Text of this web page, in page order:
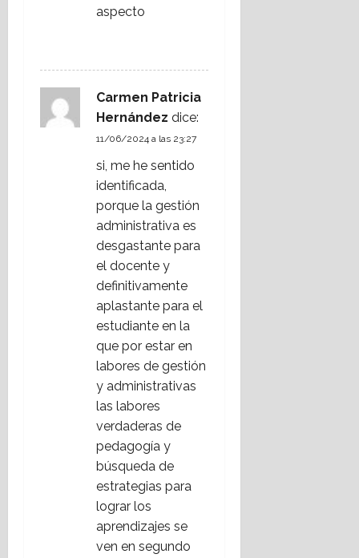
aspecto
Carmen Patricia
Hernández dice:
11/06/2024 a las 23:27
si, me he sentido
identificada,
porque la gestión
administrativa es
desgastante para
el docente y
definitivamente
aplastante para el
estudiante en la
que por estar en
labores de gestión
y administrativas
las labores
verdaderas de
pedagogía y
búsqueda de
estrategias para
lograr los
aprendizajes se
ven en segundo